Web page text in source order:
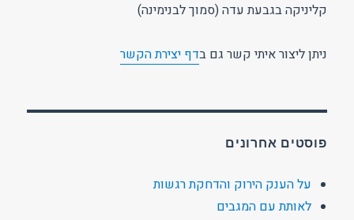
קליניקה בגבעת עדה (סמוך לבנימינה)
ניתן ליצור איתי קשר גם בדף יצירת הקשר
פוסטים אחרונים
על הענק הירוק והדחקת רגשות
לאותת עם המגבים